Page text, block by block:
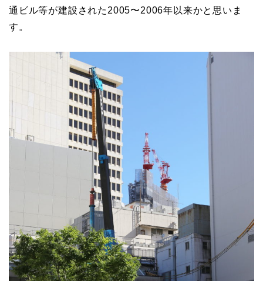
通ビル等が建設された2005〜2006年以来かと思いま
す。